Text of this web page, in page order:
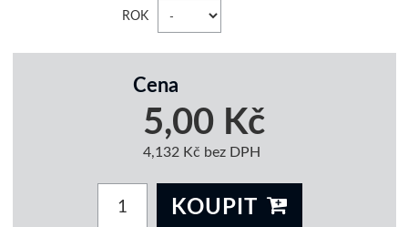
ROK
Cena
5,00 Kč
4,132 Kč bez DPH
KOUPIT